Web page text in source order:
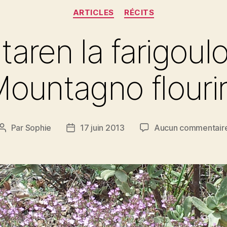
Catégories
ARTICLES RÉCITS
la
Auteur
Par Sophie
Date17 juin 2013 Aucun